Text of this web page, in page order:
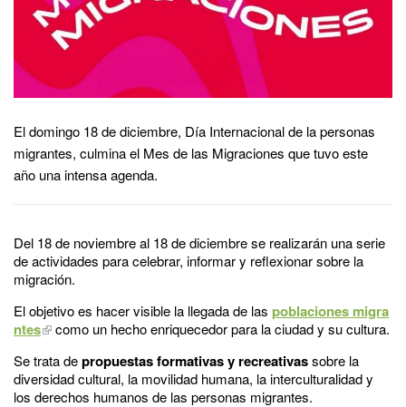
El domingo 18 de diciembre, Día Internacional de la personas
migrantes, culmina el Mes de las Migraciones que tuvo este
año una intensa agenda.
Del 18 de noviembre al 18 de diciembre se realizarán una serie
de actividades para celebrar, informar y reflexionar sobre la
migración.
El objetivo es hacer visible la llegada de las poblaciones migra
ntes
como un hecho enriquecedor para la ciudad y su cultura.
Se trata depropuestas formativas y recreativassobre la
diversidad cultural, la movilidad humana, la interculturalidad y
los derechos humanos de las personas migrantes.